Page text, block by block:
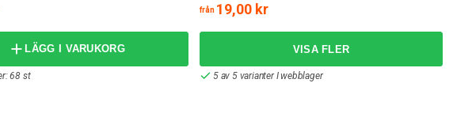
LÄGG I VARUKORG
68 st
från 19,00 kr
5 av 5 varianter I webblager